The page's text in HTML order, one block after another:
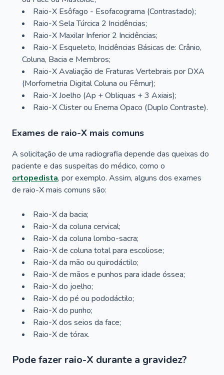
Raio-X Esôfago - Esofacograma (Contrastado);
Raio-X Sela Túrcica 2 Incidências;
Raio-X Maxilar Inferior 2 Incidências;
Raio-X Esqueleto, Incidências Básicas de: Crânio,
Coluna, Bacia e Membros;
Raio-X Avaliação de Fraturas Vertebrais por DXA
(Morfometria Digital Coluna ou Fêmur);
Raio-X Joelho (Ap + Obliquas + 3 Axiais);
Raio-X Clister ou Enema Opaco (Duplo Contraste).
Exames de raio-X mais comuns
A solicitação de uma radiografia depende das queixas do
paciente e das suspeitas do médico, como o
ortopedista, por exemplo. Assim, alguns dos exames
de raio-X mais comuns são:
Raio-X da bacia;
Raio-X da coluna cervical;
Raio-X da coluna lombo-sacra;
Raio-X de coluna total para escoliose;
Raio-X da mão ou quirodáctilo;
Raio-X de mãos e punhos para idade óssea;
Raio-X do joelho;
Raio-X do pé ou pododáctilo;
Raio-X do punho;
Raio-X dos seios da face;
Raio-X de tórax.
Pode fazer raio-X durante a gravidez?